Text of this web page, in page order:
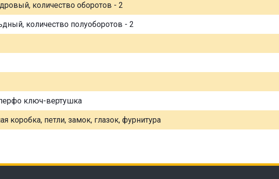
количество оборотов - 2
количество полуоборотов - 2
ключ-вертушка
коробка, петли, замок, глазок, фурнитура